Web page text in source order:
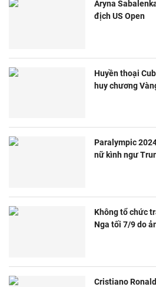
Aryna
địch US Open
Huyền thoại
huy chương
Paralympic
nữ kình ngư
Không tổ chức
Nga tối 7/9 do
Cristiano